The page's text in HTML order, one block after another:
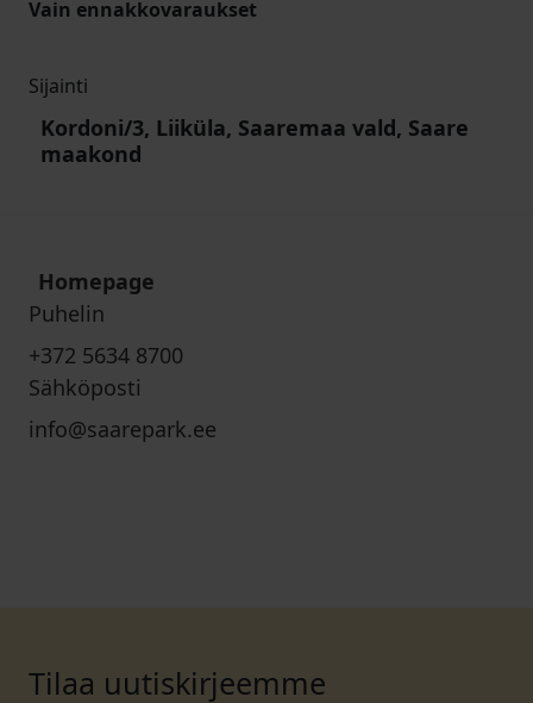
Vain ennakkovaraukset
Sijainti
Kordoni/3, Liiküla, Saaremaa vald, Saare
maakond
Homepage
Puhelin
+372 5634 8700
Sähköposti
info@saarepark.ee
Tilaa uutiskirjeemme